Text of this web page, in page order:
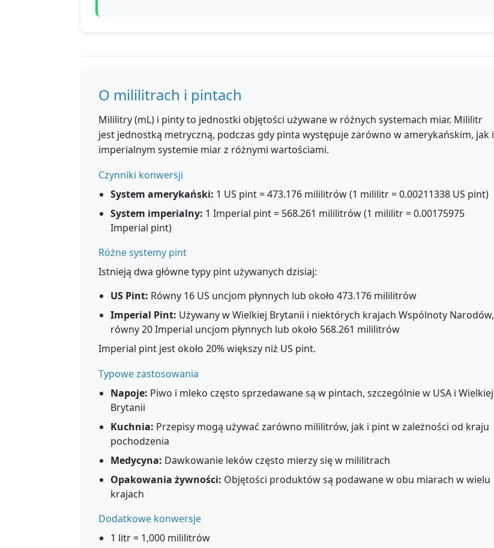
O mililitrach i pintach
Mililitry (mL) i pinty to jednostki objętości używane w różnych systemach miar. Mililitr
jest jednostką metryczną, podczas gdy pinta występuje zarówno w amerykańskim, jak i
imperialnym systemie miar z różnymi wartościami.
Czynniki konwersji
System amerykański: 1 US pint = 473.176 mililitrów (1 mililitr = 0.00211338 US pint)
System imperialny: 1 Imperial pint = 568.261 mililitrów (1 mililitr = 0.00175975
Imperial pint)
Różne systemy pint
Istnieją dwa główne typy pint używanych dzisiaj:
US Pint: Równy 16 US uncjom płynnych lub około 473.176 mililitrów
Imperial Pint: Używany w Wielkiej Brytanii i niektórych krajach Wspólnoty Narodów,
równy 20 Imperial uncjom płynnych lub około 568.261 mililitrów
Imperial pint jest około 20% większy niż US pint.
Typowe zastosowania
Napoje: Piwo i mleko często sprzedawane są w pintach, szczególnie w USA i Wielkiej
Brytanii
Kuchnia: Przepisy mogą używać zarówno mililitrów, jak i pint w zależności od kraju
pochodzenia
Medycyna: Dawkowanie leków często mierzy się w mililitrach
Opakowania żywności: Objętości produktów są podawane w obu miarach w wielu
krajach
Dodatkowe konwersje
1 litr = 1,000 mililitrów